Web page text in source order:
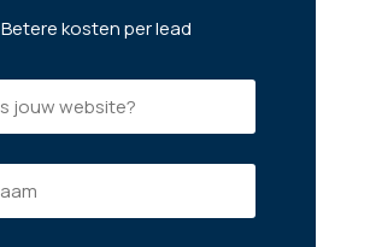
Betere kosten per lead